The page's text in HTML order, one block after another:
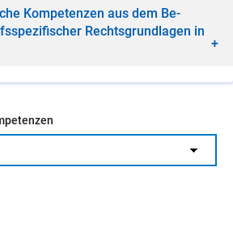
Kom­pe­ten­zen aus dem Be­
Rechts­grund­la­gen in